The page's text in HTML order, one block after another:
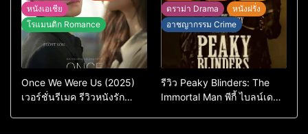
หนังเอเชีย
โรแมนติก Romance
Once We Were Us (2025)
เวอร์ชั่นรีเมค รีวิวหนังรัก
ดราม่า Drama
หนังฝรั่ง
อาชญากรรม Crime
รีวิว Peaky Blinders: The
Immortal Man พีกี้ ไบลน์เด